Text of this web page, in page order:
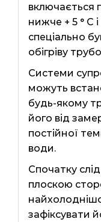
включається
нижче + 5 ° С
спеціально
обігріву
Системи
можуть
будь-якому
його від
постійної
води.
Спочатку
плоскою
зафіксувати